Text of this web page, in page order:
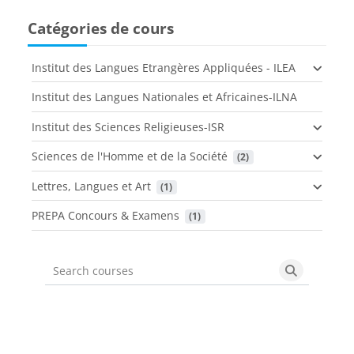
Catégories de cours
Institut des Langues Etrangères Appliquées - ILEA
Institut des Langues Nationales et Africaines-ILNA
Institut des Sciences Religieuses-ISR
Sciences de l'Homme et de la Société
(2)
Lettres, Langues et Art (1)
PREPA Concours & Examens (1)
Search courses Search